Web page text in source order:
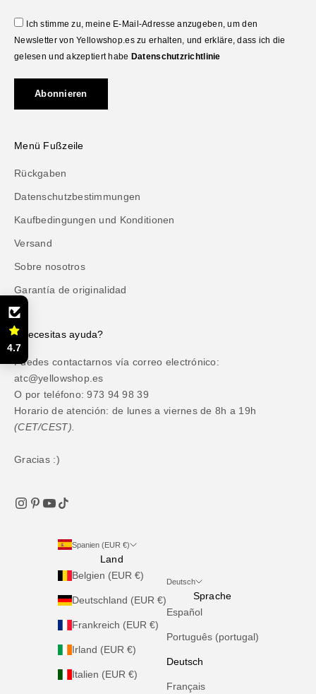
Ich stimme zu, meine E-Mail-Adresse anzugeben, um den
Newsletter von Yellowshop.es zu erhalten, und erkläre, dass ich die
gelesen und akzeptiert habe Datenschutzrichtlinie
Abonnieren
Menü Fußzeile
Rückgaben
Datenschutzbestimmungen
Kaufbedingungen und Konditionen
Versand
Sobre nosotros
Garantía de originalidad
¿Necesitas ayuda?
Puedes contactarnos vía correo electrónico:
atc@yellowshop.es
O por teléfono: 973 94 98 39
Horario de atención: de lunes a viernes de 8h a 19h
(CET/CEST).
Gracias :)
Spanien (EUR €)
Land
Belgien (EUR €)
Deutschland (EUR €)
Frankreich (EUR €)
Irland (EUR €)
Italien (EUR €)
Deutsch
Sprache
Español
Português (portugal)
Deutsch
Français
4.7